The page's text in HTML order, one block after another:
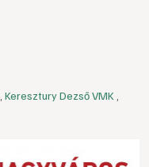
Keresztury Dezső VMK